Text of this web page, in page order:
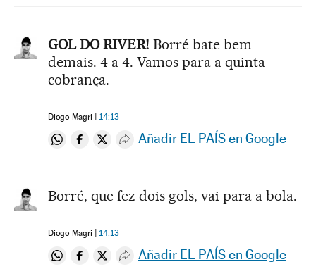
GOL DO RIVER! Borré bate bem
demais. 4 a 4. Vamos para a quinta
cobrança.
Diogo Magri 14:13
Compartir en Whatsapp
Compartir en Facebook
Compartir en Twitter
Desplegar Redes Sociales
Añadir EL PAÍS en Google
Borré, que fez dois gols, vai para a bola.
Diogo Magri 14:13
Compartir en Whatsapp
Compartir en Facebook
Compartir en Twitter
Desplegar Redes Sociales
Añadir EL PAÍS en Google